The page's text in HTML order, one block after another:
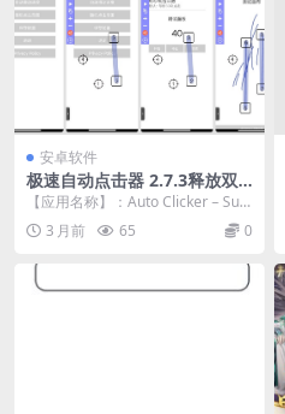
安卓软件
极速自动点击器 2.7.3释放双
手自动刷红包～抢票
【应用名称】：Auto Clicker – Sup
er Fast 【...
3 月前 65 0